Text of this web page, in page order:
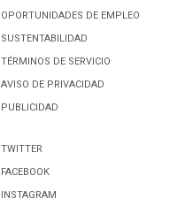
OPORTUNIDADES DE EMPLEO
SUSTENTABILIDAD
TÉRMINOS DE SERVICIO
AVISO DE PRIVACIDAD
PUBLICIDAD
TWITTER
FACEBOOK
INSTAGRAM